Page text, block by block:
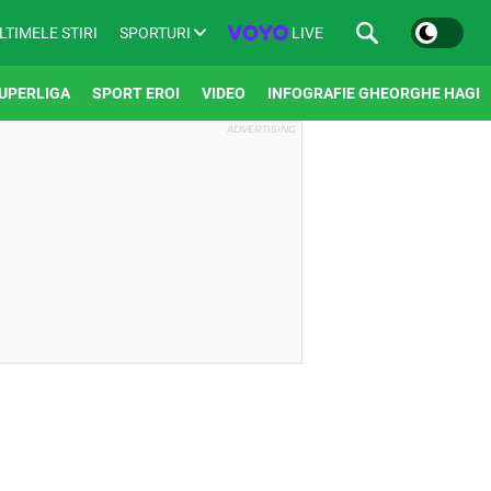
STIRI SPORTURI LIVE
SPORT EROI VIDEO INFOGRAFIE GHEORGHE HAGI